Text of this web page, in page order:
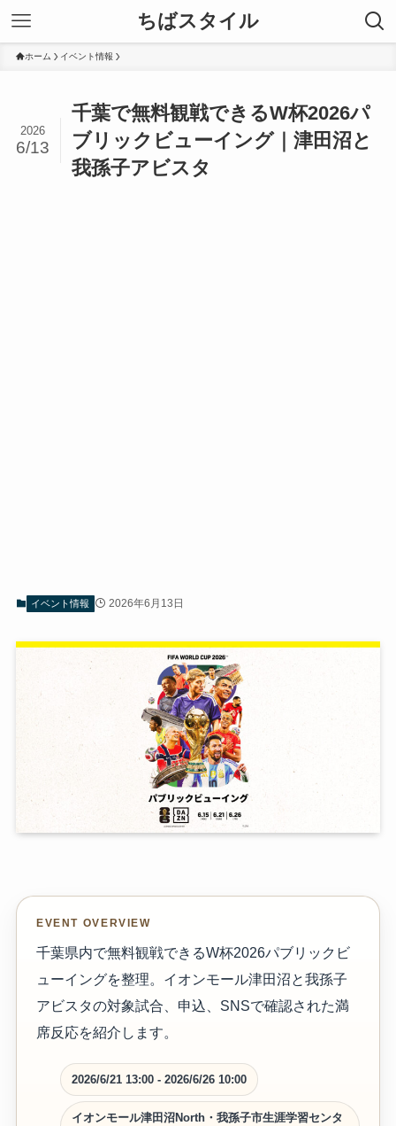
ちばスタイル
ホーム イベント情報
千葉で無料観戦できるW杯2026パ
ブリックビューイング｜津田沼と
我孫子アビスタ
2026
6/13
イベント情報 2026年6月13日
EVENT OVERVIEW
千葉県内で無料観戦できるW杯2026パブリックビ
ューイングを整理。イオンモール津田沼と我孫子
アビスタの対象試合、申込、SNSで確認された満
席反応を紹介します。
2026/6/21 13:00 - 2026/6/26 10:00
イオンモール津田沼North・我孫子市生涯学習センタ